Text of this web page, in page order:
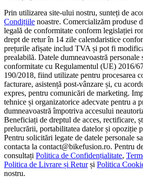
Prin utilizarea site-ului nostru, sunteți de
Condițiile noastre. Comercializăm produse
legală de conformitate conform legislației
drept de retur în 14 zile calendaristice
prețurile afișate includ TVA și pot fi
prealabilă. Datele dumneavoastră personale
conformitate cu Regulamentul (UE) 2016/
190/2018, fiind utilizate pentru procesarea
facturare, asistență post-vânzare și, cu
expres, pentru comunicări de marketing.
tehnice și organizatorice adecvate pentru a
dumneavoastră împotriva accesului
Beneficiați de dreptul de acces, rectificare,
prelucrării, portabilitatea datelor și opoziție
Pentru solicitări legate de datele personale
contacta la contact@bikefusion.ro. Pentru
consultați Politica de Confidențialitate,
Politica de Livrare și Returși Politica
nostru.